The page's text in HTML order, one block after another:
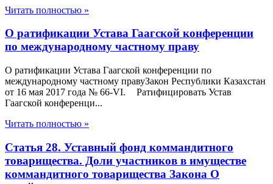
Читать полностью »
О ратификации Устава Гаагской конференции
по международному частному праву
О ратификации Устава Гаагской конференции по
международному частному правуЗакон Республики Казахстан
от 16 мая 2017 года № 66-VI. Ратифицировать Устав
Гаагской конференци...
Читать полностью »
Статья 28. Уставный фонд коммандитного
товарищества. Доли участников в имуществе
коммандитного товарищества Закона О